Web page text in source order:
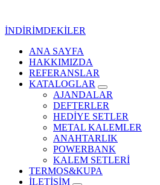
İNDİRİMDEKİLER
Kurumsal Promosyon-Hediyelik
ANA SAYFA
HAKKIMIZDA
REFERANSLAR
KATALOGLAR
AJANDALAR
DEFTERLER
HEDİYE SETLER
METAL KALEMLER
ANAHTARLIK
POWERBANK
KALEM SETLERİ
TERMOS&KUPA
İLETİŞİM